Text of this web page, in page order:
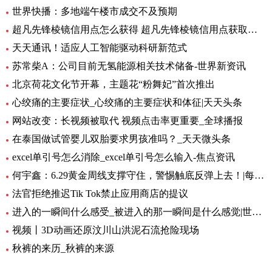
世界快播：多地端午楼市成交不及预期
超凡先锋棱镜信用点怎么获得 超凡先锋棱镜信用点获取方式一览 全球快资讯
天天通讯！适应人工智能驱动科研新范式
苏常柴A：公司目前无氢能源相关技术储备-世界新资讯
北京荷花文化节开幕，主题花“粉舞妃”首次推出
心绞痛的主要症状_心绞痛的主要症状和体征|天天头条
网站改变：长视频被取代 视频点击率更重要_全球播报
在泰国做试管婴儿双胎要求男孩准吗？_天天微头条
excel单引号怎么消除_excel单引号怎么输入-焦点资讯
何宇鑫：6.29黄金周线支撑守住，警惕触底反弹上去！|每日短讯
法官拒绝推迟Tik Tok禁止应用商店的提议
进入的一瞬间什么感受_被进入的那一瞬间是什么感觉|世界快播报
视频丨3D动画还原汶川山洪泥石流抢险现场
秋裤的来历_秋裤的来源